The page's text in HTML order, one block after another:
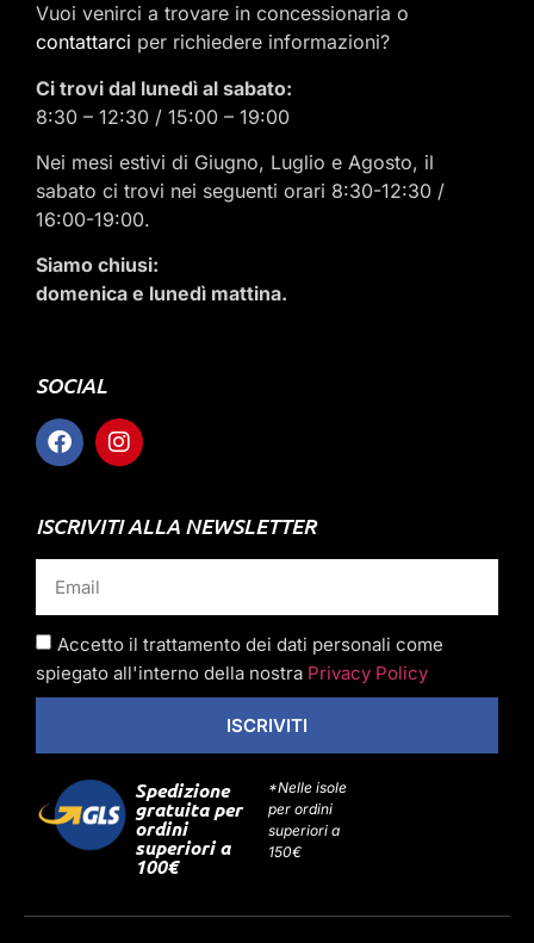
Vuoi venirci a trovare in concessionaria o
contattarci per richiedere informazioni?
Ci trovi dal lunedì al sabato:
8:30 – 12:30 / 15:00 – 19:00
Nei mesi estivi di Giugno, Luglio e Agosto, il
sabato ci trovi nei seguenti orari 8:30-12:30 /
16:00-19:00.
Siamo chiusi:
domenica e lunedì mattina.
SOCIAL
ISCRIVITI ALLA NEWSLETTER
Accetto il trattamento dei dati personali come
spiegato all'interno della nostra Privacy Policy
ISCRIVITI
Spedizione
gratuita per
ordini
superiori a
100€
*Nelle isole
per ordini
superiori a
150€